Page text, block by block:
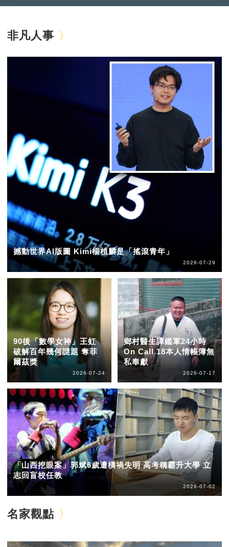
非凡人事
撼動世界AI版圖 Kimi楊植麟是「搖滾青年」
2026-07-29
90後「數學女神」王虹
破解百年幾何謎題 奪菲
爾茲獎
2026-07-24
鄉村醫生譚鑑軍24小時
On Call 18本人情帳簿無
私奉獻
2026-07-17
「山西挖眼案」郭斌6歲遭橫禍失明 高考稱霸升大學 立
志回盲校任教
2026-07-02
名家觀點